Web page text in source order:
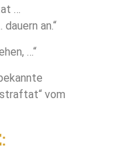
…
an.“
…“
vom